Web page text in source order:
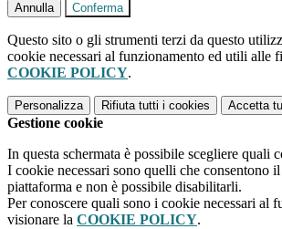
Annulla Conferma
Questo sito o gli strumenti terzi da questo
cookie necessari al funzionamento ed utili alle
COOKIE POLICY.
Personalizza Rifiuta tutti i cookies Accetta
Gestione cookie
In questa schermata è possibile scegliere quali
I cookie necessari sono quelli che consentono
piattaforma e non è possibile disabilitarli.
Per conoscere quali sono i cookie necessari al
visionare la COOKIE POLICY.